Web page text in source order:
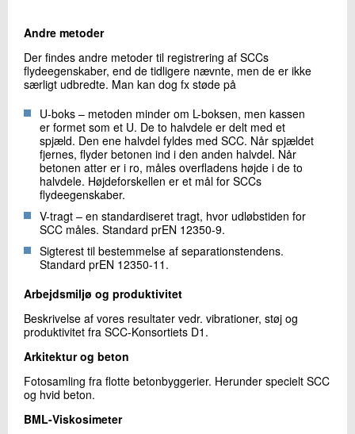
Jeg er din kontaktperson
Centerchef, ph.d.
Beton
+45 72 20 22 15
Send e-mail
Skriv til mig
Send
04. Delmaterialer
05.Sammensætning af SCC
06.Produktion
07. Udførelse af in-situ
09.Arbejdsmiljø
10.Produktivitet
11.Referencer
12.SCC-Håndbøger
13.SCC Guidelines
14.Om VoSCC.dk
15.Viden om SCC
Andre metoder
Der findes andre metoder til registrering af SCCs
flydeegenskaber, end de tidligere nævnte, men de er ikke
særligt udbredte. Man kan dog fx støde på
U-boks – metoden minder om L-boksen, men kassen
er formet som et U. De to halvdele er delt med et
spjæld. Den ene halvdel fyldes med SCC. Når spjældet
fjernes, flyder betonen ind i den anden halvdel. Når
betonen atter er i ro, måles overfladens højde i de to
halvdele. Højdeforskellen er et mål for SCCs
flydeegenskaber.
V-tragt – en standardiseret tragt, hvor udløbstiden for
SCC måles. Standard prEN 12350-9.
Sigterest til bestemmelse af separationstendens.
Standard prEN 12350-11.
Arbejdsmiljø og produktivitet
Beskrivelse af vores resultater vedr. vibrationer, støj og
produktivitet fra SCC-Konsortiets D1.
Arkitektur og beton
Fotosamling fra flotte betonbyggerier. Herunder specielt SCC
og hvid beton.
BML-Viskosimeter